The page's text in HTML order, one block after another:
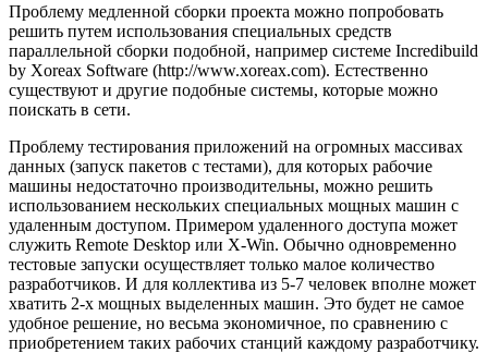
Проблему медленной сборки проекта можно попробовать
решить путем использования специальных средств
параллельной сборки подобной, например системе Incredibuild
by Xoreax Software (http://www.xoreax.com). Естественно
существуют и другие подобные системы, которые можно
поискать в сети.
Проблему тестирования приложений на огромных массивах
данных (запуск пакетов с тестами), для которых рабочие
машины недостаточно производительны, можно решить
использованием нескольких специальных мощных машин с
удаленным доступом. Примером удаленного доступа может
служить Remote Desktop или X-Win. Обычно одновременно
тестовые запуски осуществляет только малое количество
разработчиков. И для коллектива из 5-7 человек вполне может
хватить 2-х мощных выделенных машин. Это будет не самое
удобное решение, но весьма экономичное, по сравнению с
приобретением таких рабочих станций каждому разработчику.